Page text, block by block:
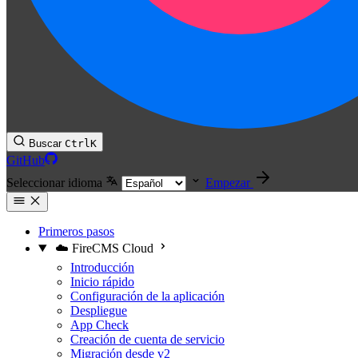
Buscar CtrlK
GitHub
Seleccionar idioma
Empezar
Primeros pasos
☁️ FireCMS Cloud
Introducción
Inicio rápido
Configuración de la aplicación
Despliegue
App Check
Creación de cuenta de servicio
Migración desde v2